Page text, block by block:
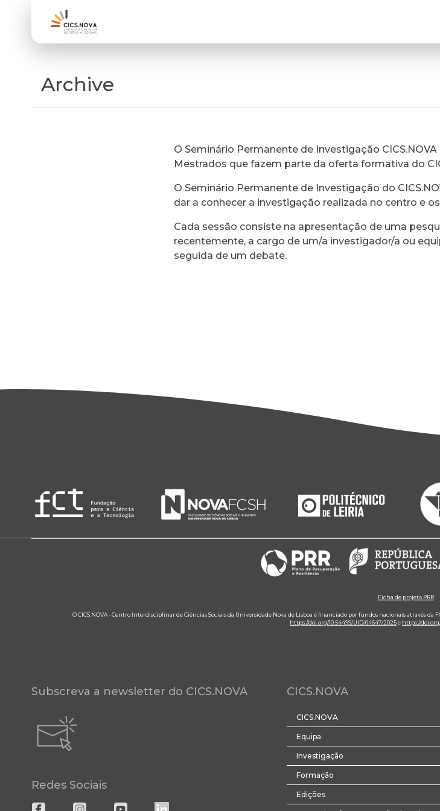
Archive
O Seminário Permanente de Investigação
Mestrados que fazem parte da oferta formativa do
O Seminário Permanente de Investigação do
dar a conhecer a investigação realizada no centro e
Cada sessão consiste na apresentação de uma
recentemente, a cargo de um/a investigador/a ou
seguida de um debate.
Ficha de projeto PRR
O CICS.NOVA - Centro Interdisciplinar de Ciências Sociais da Universidade Nova de Lisboa é financiado por fundos nacionais através da
https://doi.org/10.54499/UID/04647/2025e https://
Subscreva a newsletter do CICS.NOVA
Redes Sociais
CICS.NOVA
CICS.NOVA
Equipa
Investigação
Formação
Edições